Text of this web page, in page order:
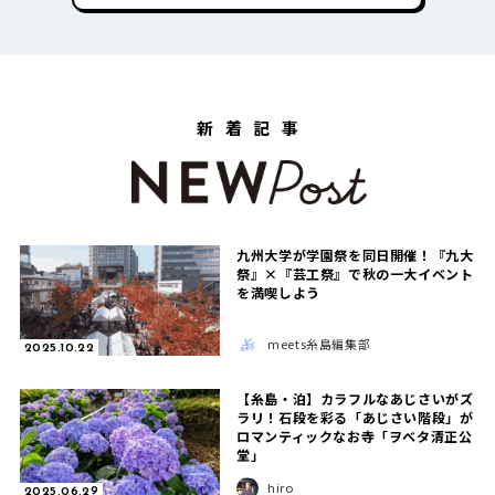
新着記事
2025.10.22
九州大学が学園祭を同日開催！『九大
祭』×『芸工祭』で秋の一大イベント
を満喫しよう
meets糸島編集部
2025.06.29
【糸島・泊】カラフルなあじさいがズ
ラリ！石段を彩る「あじさい階段」が
ロマンティックなお寺「ヲベタ清正公
堂」
hiro